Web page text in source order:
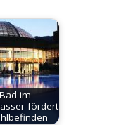
im
fördert